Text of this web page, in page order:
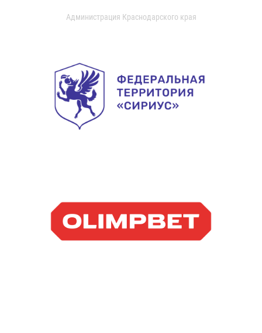
Администрация Краснодарского края